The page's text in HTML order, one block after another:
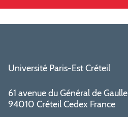
Université Paris-Est Créteil
61 avenue du Général de Gaulle
94010 Créteil Cedex France